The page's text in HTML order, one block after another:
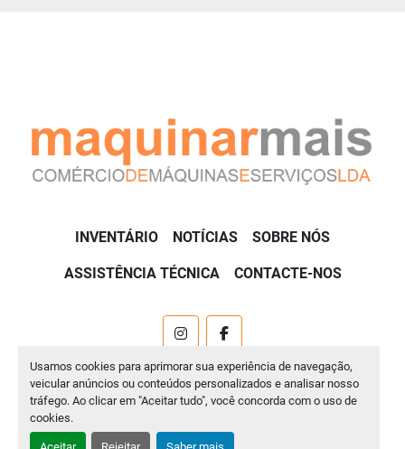
Usamos cookies para aprimorar sua experiência de navegação,
veicular anúncios ou conteúdos personalizados e analisar nosso
tráfego. Ao clicar em "Aceitar tudo", você concorda com o uso de
cookies.
INVENTÁRIO NOTÍCIAS SOBRE NÓS
ASSISTÊNCIA TÉCNICA CONTACTE-NOS
instagramfacebook
Machinio Systemwebsite porMachinio
Manage Cookies